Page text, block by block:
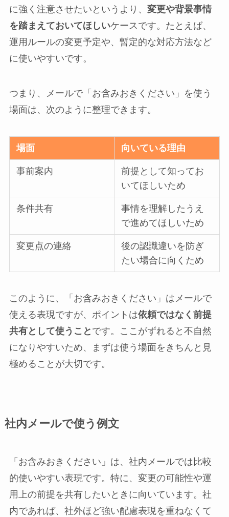
に強く注意させたいというより、 変更や背景事情
を踏まえておいてほしいケースです。たとえば、
運用ルールの変更予定や、暫定的な対応方法など
に使いやすいです。
つまり、メールで「お含みおきください」を使う
場面は、次のように整理できます。
場面 向いている理由
事前案内
前提として知ってお
いてほしいため
条件共有
事情を理解したうえ
で進めてほしいため
変更点の連絡
後の認識違いを防ぎ
たい場合に向くため
このように、「お含みおきください」はメールで
使える表現ですが、ポイントは依頼ではなく前提
共有として使うこと です。ここがずれると不自然
になりやすいため、まずは使う場面をきちんと見
極めることが大切です。
社内メールで使う例文
「お含みおきください」は、社内メールでは比較
的使いやすい表現です。特に、変更の可能性や運
用上の前提を共有したいときに向いています。社
内であれば、社外ほど強い配慮表現を重ねなくて